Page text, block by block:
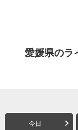
愛媛県のラ
今日